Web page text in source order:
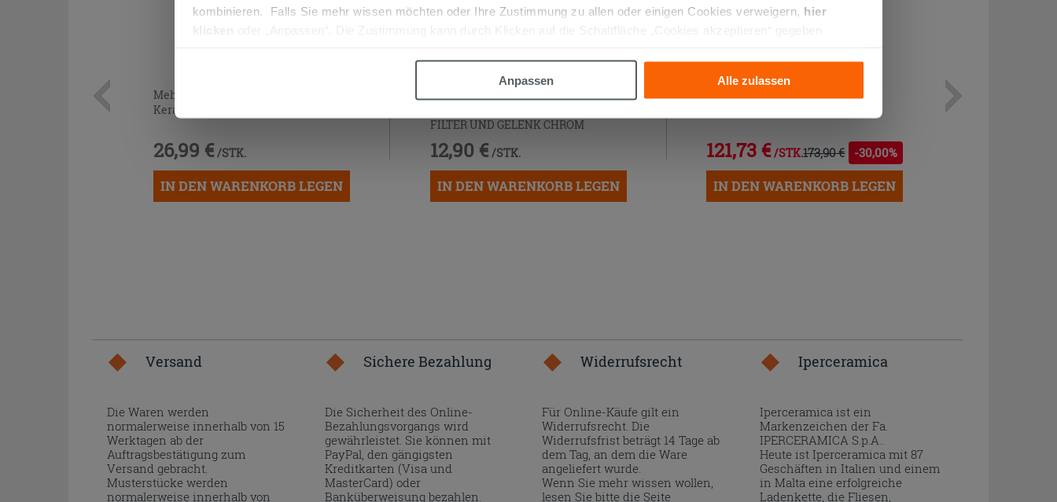
kombinieren. Falls Sie mehr wissen möchten oder Ihre Zustimmung zu allen oder einigen Cookies verweigern, hier
klicken
oder „Anpassen“. Die Zustimmung kann durch Klicken auf die Schaltfläche „Cookies akzeptieren“ gegeben
Anpassen
Alle zulassen
Mehrzweckkleber Weiss 25 kg -
Kerakoll H40 No Limits
26,99 € /STK.
IN DEN WARENKORB LEGEN
WASSERHAHN ZUR MONTAGE
FILTER UND GELENK CHROM
12,90 € /STK.
IN DEN WARENKORB LEGEN
Wc Unterputzspülkasten Grohe
121,73 € /STK.173,90 € -30,00%
IN DEN WARENKORB LEGEN
Versand
Die Waren werden
normalerweise innerhalb von 15
Werktagen ab der
Auftragsbestätigung zum
Versand gebracht.
Musterstücke werden
normalerweise innerhalb von
Sichere Bezahlung
Die Sicherheit des Online-
Bezahlungsvorgangs wird
gewährleistet. Sie können mit
PayPal, den gängigsten
Kreditkarten (Visa und
MasterCard) oder
Banküberweisung bezahlen.
Widerrufsrecht
Für Online-Käufe gilt ein
Widerrufsrecht. Die
Widerrufsfrist beträgt 14 Tage ab
dem Tag, an dem die Ware
angeliefert wurde.
Wenn Sie mehr wissen wollen,
lesen Sie bitte die Seite
Iperceramica
Iperceramica ist ein
Markenzeichen der Fa.
IPERCERAMICA S.p.A..
Heute ist Iperceramica mit 87
Geschäften in Italien und einem
in Malta eine erfolgreiche
Ladenkette, die Fliesen,